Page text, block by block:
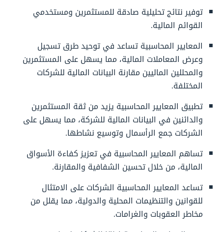
توفير نتائج تحليلية صادقة للمستثمرين ومستخدمي
القوائم المالية.
المعايير المحاسبية تساعد في توحيد طرق تسجيل
وعرض المعاملات المالية، مما يسهل على المستثمرين
والمحللين الماليين مقارنة البيانات المالية للشركات
المختلفة.
تطبيق المعايير المحاسبية يزيد من ثقة المستثمرين
والدائنين في البيانات المالية للشركة، مما يسهل على
الشركات جمع الرأسمال وتوسيع نشاطها.
تساهم المعايير المحاسبية في تعزيز كفاءة الأسواق
المالية، من خلال تحسين الشفافية والمقارنة.
تساعد المعايير المحاسبية الشركات على الامتثال
للقوانين والتنظيمات المحلية والدولية، مما يقلل من
مخاطر العقوبات والغرامات.